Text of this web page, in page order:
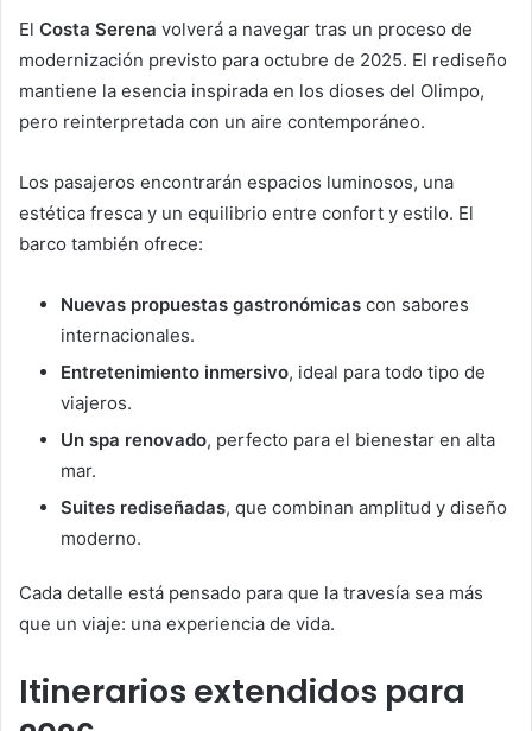
El Costa Serena volverá a navegar tras un proceso de
modernización previsto para octubre de 2025. El rediseño
mantiene la esencia inspirada en los dioses del Olimpo,
pero reinterpretada con un aire contemporáneo.
Los pasajeros encontrarán espacios luminosos, una
estética fresca y un equilibrio entre confort y estilo. El
barco también ofrece:
Nuevas propuestas gastronómicas con sabores
internacionales.
Entretenimiento inmersivo, ideal para todo tipo de
viajeros.
Un spa renovado, perfecto para el bienestar en alta
mar.
Suites rediseñadas, que combinan amplitud y diseño
moderno.
Cada detalle está pensado para que la travesía sea más
que un viaje: una experiencia de vida.
Itinerarios extendidos para